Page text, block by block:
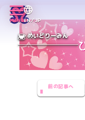
MENUEN／JP
めいどりーみん
前の記事へ